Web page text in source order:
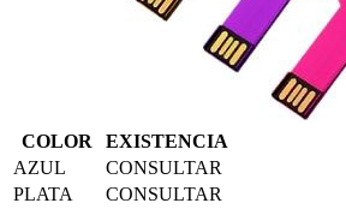
COLOR
EXISTENCIA
AZUL
CONSULTAR
PLATA
CONSULTAR